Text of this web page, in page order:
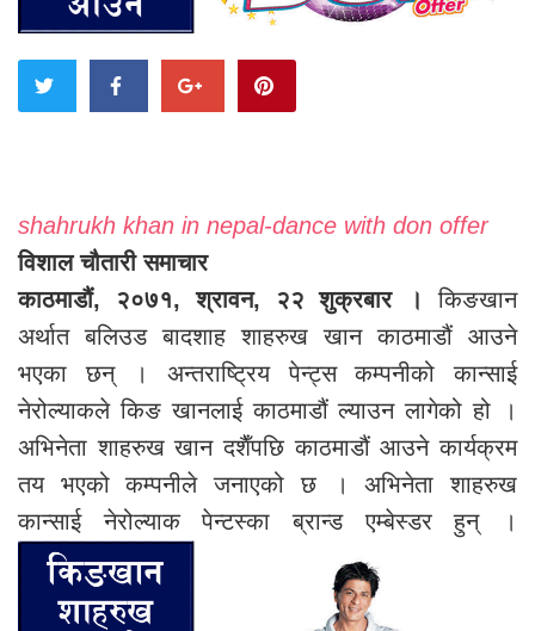
shahrukh khan in nepal-dance with don offer
विशाल चौतारी समाचार
काठमाडौं, २०७१, श्रावन, २२ शुक्रबार ।
किङखान
अर्थात बलिउड बादशाह शाहरुख खान काठमाडौं आउने
भएका छन् । अन्तराष्ट्रिय पेन्ट्स कम्पनीको कान्साई
नेरोल्याकले किङ खानलाई काठमाडौं ल्याउन लागेको हो ।
अभिनेता शाहरुख खान दशैँपछि काठमाडौं आउने कार्यक्रम
तय भएको कम्पनीले जनाएको छ । अभिनेता शाहरुख
कान्साई नेरोल्याक पेन्टस्का ब्रान्ड एम्बेस्डर हुन् ।